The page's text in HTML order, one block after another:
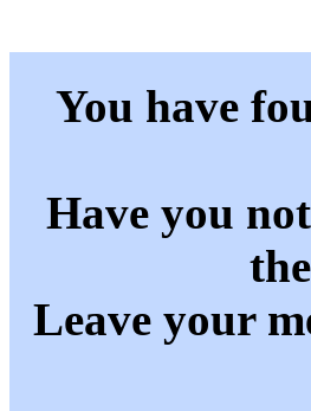
You have
Have you
Leave your